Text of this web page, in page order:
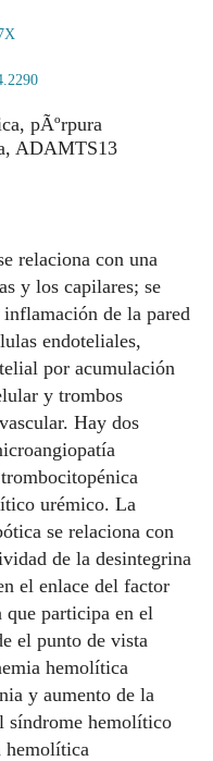
pÃºrpura
ADAMTS13
relaciona con una
y los capilares; se
de la pared
endoteliales,
por acumulación
y trombos
Hay dos
urémico. La
se relaciona con
de la desintegrina
el enlace del factor
participa en el
el punto de vista
hemolítica
y aumento de la
síndrome hemolítico
hemolítica